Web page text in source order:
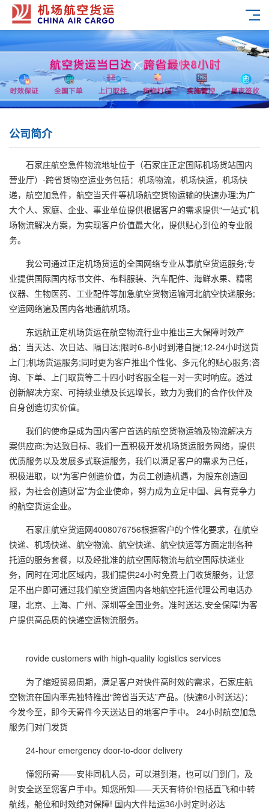
公司简介
石家庄航空急件物流地址位于（石家庄正定国际机场货站国内
营业厅）-跨省货物空运业务包括：机场物流，机场快运，机场快
递，航空加急件，航空当天件等机场航空货物运输的快速办理;为广
大个人、家庭、企业、事业单位提供根据客户的需求提供“一站式”机
场物流解决方案，为实现客户价值最大化，提供贴心到位的专业服
务。
我公司通过正定机场货运的全国网络专业从事航空货运服务;专
业提供国际国内标书文件、布料服装、汽车配件、海鲜水果、精密
仪器、生物医药、工业配件等加急航空货物运输河北航空快递服务;
空运网络遍及国内各地通航机场。
东远航正定机场货运在航空物流行业中推出三大保障时效产
品：当天达、次日达、隔日达;限时6-8小时到港自提;12-24小时送货
上门;机场货运服务;同时更为客户推出个性化、多元化的贴心服务;咨
询、下单、上门取货等二十四小时客服全程一对一实时响应。透过
创新解决方案、可持续业绩及长远增长，致力为我们的合作伙伴及
自身创造切实价值。
我们的使命是成为国内客户首选的航空货物运输及物流解决方
案供应商;为达致目标、我们一直积极开发机场货运服务网络，提供
优质服务以及发展多式联运服务，我们以满足客户的需求为己任，
积极进取，以“为客户创造价值，为员工创造机遇，为股东创造回
报，为社会创造财富”为企业使命，努力成为立足中国、具有竞争力
的航空货运企业。
石家庄航空货运网4008076756根据客户的个性化要求，在航空
快递、机场快递、航空物流、航空快递、航空快运等方面定制各种
托运的服务套餐，以及经批准的航空国际物流与航空国际快递业
务，同时在河北区域内，我们提供24小时免费上门收货服务，让您
足不出户即可通过我们航空货运国内各地航空托运代理公司电话办
理，北京、上海、广州、深圳等全国业务。准时送达,安全保障!为客
户提供高品质的快递空运物流服务。
rovide customers with high-quality logistics services
为了缩短贸易周期，满足客户对快件高时效的需求， 石家庄航
空物流在国内率先独特推出“跨省当天达”产品。(快速6小时送达)：
今发今至，即今天寄件今天送达目的地客户手中。 24小时航空加急
服务门对门发货
24-hour emergency door-to-door delivery
懂您所寄——安排同机人员，可以港到港，也可以门到门，及
时安全送至您客户手中。知您所知——天天有特价!包括直飞和中转
航线，舱位和时效绝对保障! 国内大件陆运36小时定时必达